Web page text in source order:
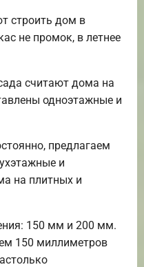
строить дом в
не промок, в летнее
считают дома на
одноэтажные и
предлагаем
и
на плитных и
150 мм и 200 мм.
150 миллиметров